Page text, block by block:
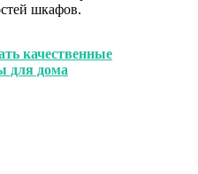
шкафов.
качественные
для дома